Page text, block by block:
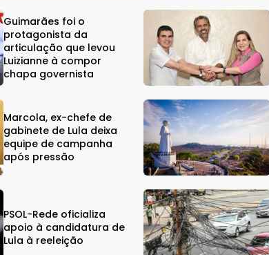
Guimarães foi o
protagonista da
articulação que levou
Luizianne à compor
chapa governista
Marcola, ex-chefe de
gabinete de Lula deixa
equipe de campanha
após pressão
PSOL-Rede oficializa
apoio à candidatura de
Lula à reeleição